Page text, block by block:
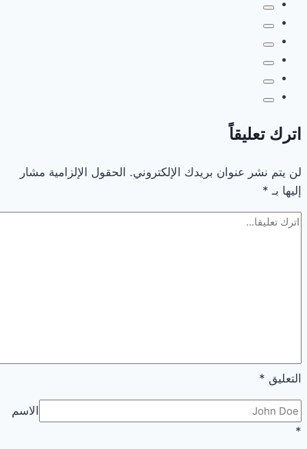
اترك تعليقاً
لن يتم نشر عنوان بريدك الإلكتروني. الحقول الإلزامية مشار
إليها بـ *
التعليق *
الاسم
*